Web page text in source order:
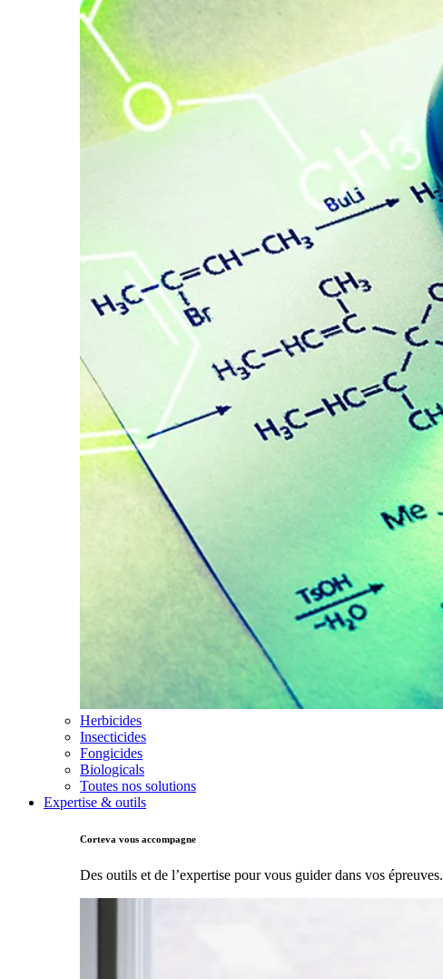
Herbicides
Insecticides
Fongicides
Biologicals
Toutes nos solutions
Expertise & outils
Corteva vous accompagne
Des outils et de l’expertise pour vous guider dans vos épreuves.